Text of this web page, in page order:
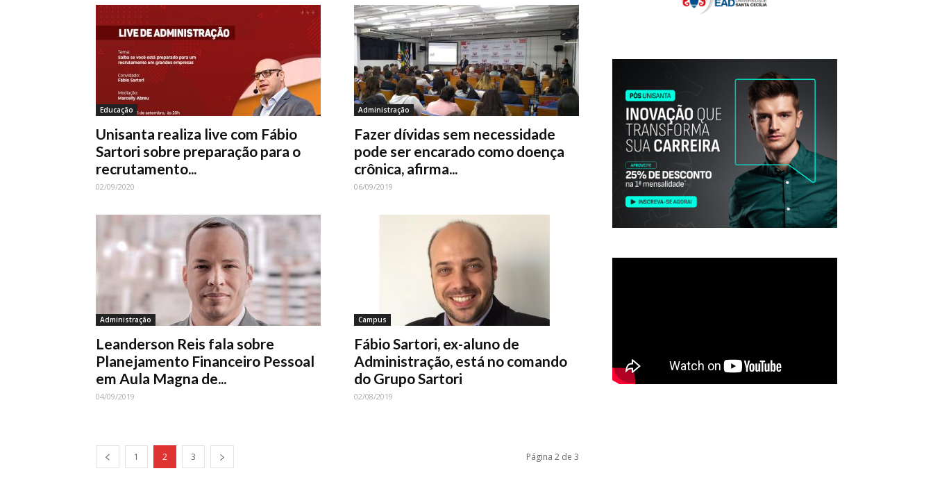
Educação
Unisanta realiza live com Fábio
Sartori sobre preparação para o
recrutamento...
02/09/2020
Administração
Fazer dívidas sem necessidade
pode ser encarado como doença
crônica, afirma...
06/09/2019
Administração
Leanderson Reis fala sobre
Planejamento Financeiro Pessoal
em Aula Magna de...
04/09/2019
Campus
Fábio Sartori, ex-aluno de
Administração, está no comando
do Grupo Sartori
02/08/2019
1 2 3 Página 2 de 3